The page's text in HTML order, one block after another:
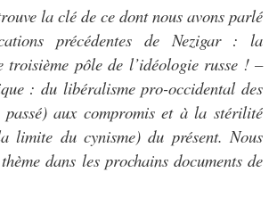
la clé de ce dont nous avons parlé
précédentes de Nezigar : la
troisième pôle de l’idéologie russe ! –
: du libéralisme pro-occidental des
passé) aux compromis et à la stérilité
limite du cynisme) du présent. Nous
dans les prochains documents de